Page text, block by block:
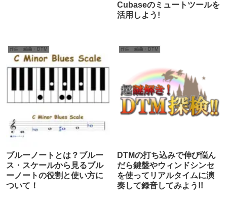
Cubaseのミュートツールを
活用しよう!
作曲・編曲・DTM
ブルーノートとは？ブルー
ス・スケールから見るブル
ーノートの役割と使い方に
ついて！
作曲・編曲・DTM
DTMの打ち込みで伸び悩ん
だら鍵盤やウィンドシンセ
を使ってリアルタイムに演
奏して録音してみよう!!